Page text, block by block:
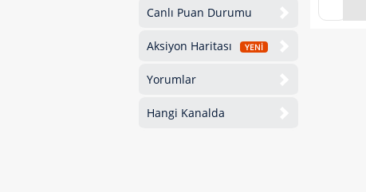
Canlı Puan Durumu
Aksiyon Haritası YENİ
Yorumlar
Hangi Kanalda